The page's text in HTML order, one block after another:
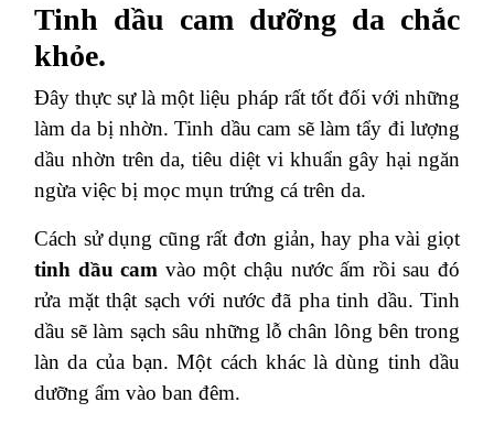
Tinh dầu cam dưỡng da chắc
khỏe.
Đây thực sự là một liệu pháp rất tốt đối với những
làm da bị nhờn. Tinh dầu cam sẽ làm tẩy đi lượng
dầu nhờn trên da, tiêu diệt vi khuẩn gây hại ngăn
ngừa việc bị mọc mụn trứng cá trên da.
Cách sử dụng cũng rất đơn giản, hay pha vài giọt
tinh dầu cam vào một chậu nước ấm rồi sau đó
rửa mặt thật sạch với nước đã pha tinh dầu. Tinh
dầu sẽ làm sạch sâu những lỗ chân lông bên trong
làn da của bạn. Một cách khác là dùng tinh dầu
dưỡng ẩm vào ban đêm.